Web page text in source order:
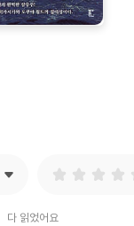
다 읽었어요